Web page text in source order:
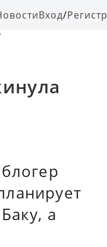
Вход/
а